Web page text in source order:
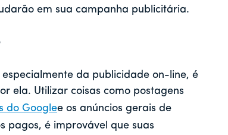
em sua campanha publicitária.
da publicidade on-line, é
ela. Utilizar coisas como postagens
do Googlee os anúncios gerais de
pagos, é improvável que suas